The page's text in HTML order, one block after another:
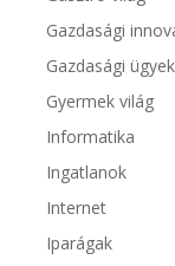
Gazdasági
Gazdasági ügyek
Gyermek világ
Informatika
Ingatlanok
Internet
Iparágak